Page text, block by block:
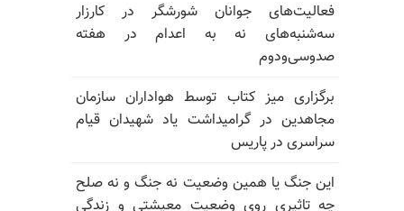
فعالیت‌های جوانان شورشگر در کارزار
سه‌شنبه‌های نه به اعدام در هفته
صدوسی‌و‌دوم
برگزاری میز کتاب توسط هواداران سازمان
مجاهدین در گرامیداشت یاد شهیدان قیام
سراسری در پاریس
این جنگ یا همین وضعیت نه جنگ و نه صلح
چه تاثیری روی وضعیت معیشتی و زندگی